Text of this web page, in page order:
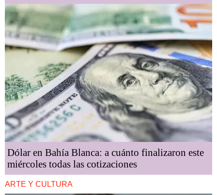
Dólar en Bahía Blanca: a cuánto finalizaron este
miércoles todas las cotizaciones
ARTE Y CULTURA